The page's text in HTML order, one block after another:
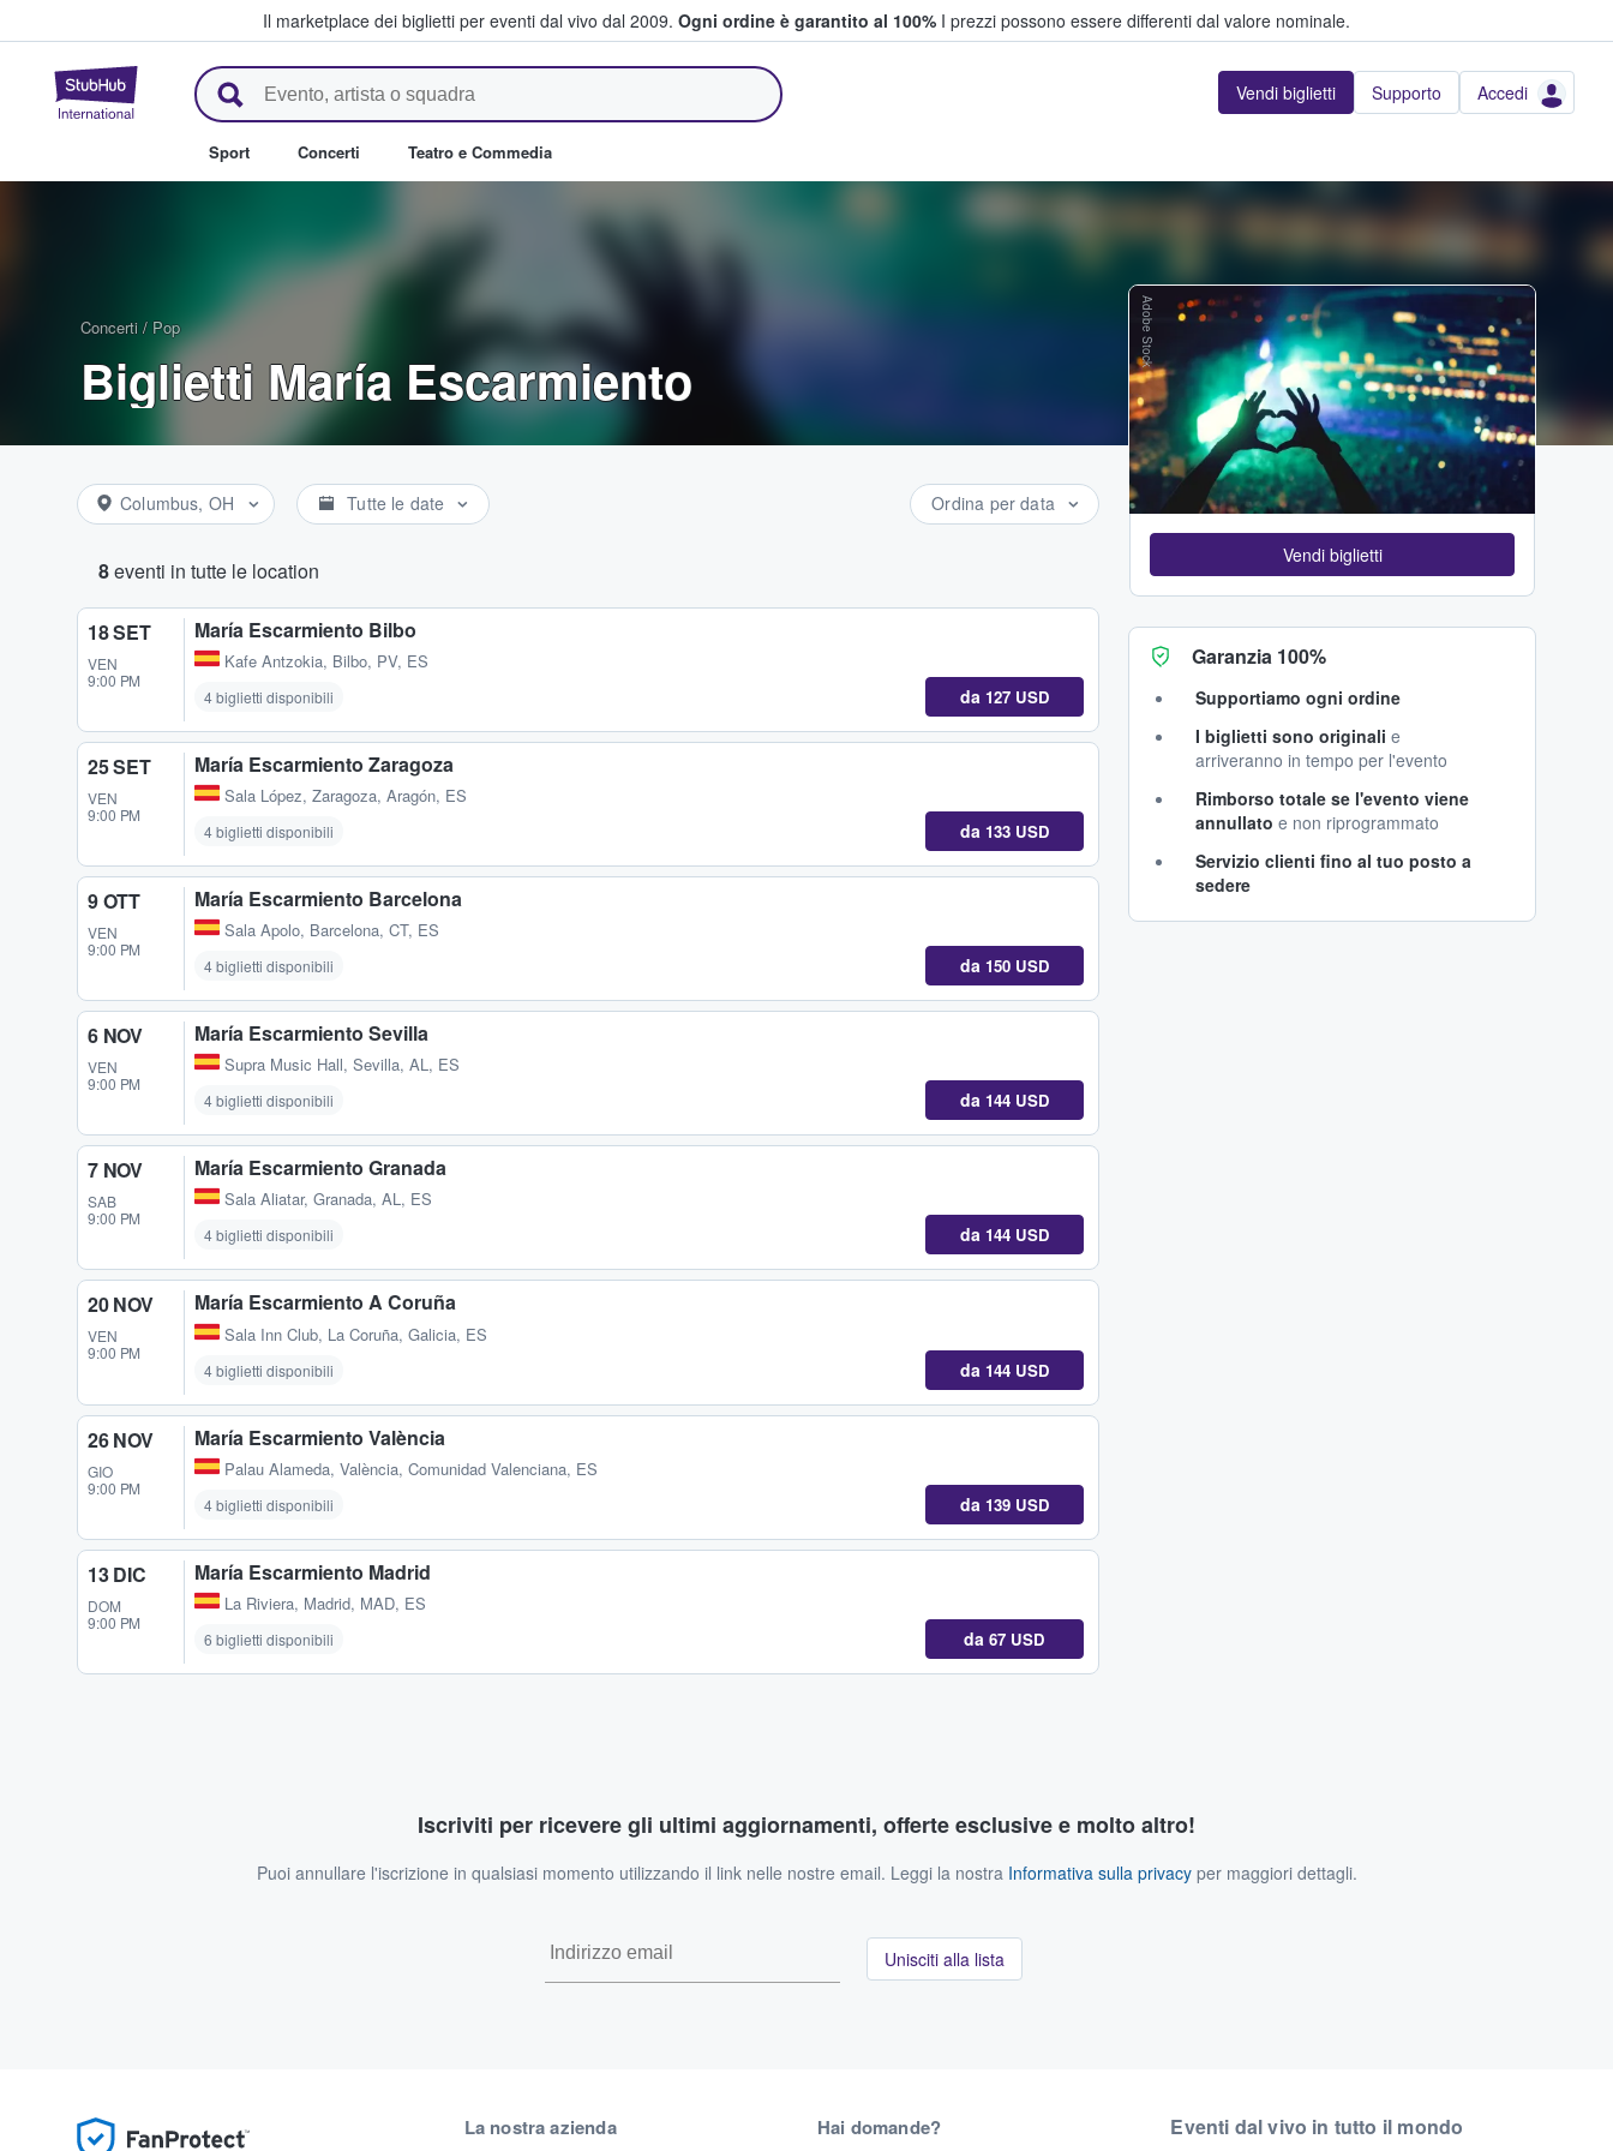
Il marketplace dei biglietti per eventi dal vivo dal 2009. Ogni ordine è garantito al 100% I prezzi possono essere differenti dal valore nominale.
StubHub - Dove i fan comprano e vendono biglietti Vendi biglietti Supporto Accedi
Sport Concerti Teatro e Commedia
Concerti / Pop
Biglietti María Escarmiento
Columbus, OH Tutte le date Ordina per data
8eventi in tutte le location
18 SET
VEN
9:00 PM
María Escarmiento Bilbo
Kafe Antzokia, Bilbo, PV, ES
4 biglietti disponibili da 127 USD
25 SET
VEN
9:00 PM
María Escarmiento Zaragoza
Sala López, Zaragoza, Aragón, ES
4 biglietti disponibili da 133 USD
9 OTT
VEN
9:00 PM
María Escarmiento Barcelona
Sala Apolo, Barcelona, CT, ES
4 biglietti disponibili da 150 USD
6 NOV
VEN
9:00 PM
María Escarmiento Sevilla
Supra Music Hall, Sevilla, AL, ES
4 biglietti disponibili da 144 USD
7 NOV
SAB
9:00 PM
María Escarmiento Granada
Sala Aliatar, Granada, AL, ES
4 biglietti disponibili da 144 USD
20 NOV
VEN
9:00 PM
María Escarmiento A Coruña
Sala Inn Club, La Coruña, Galicia, ES
4 biglietti disponibili da 144 USD
26 NOV
GIO
9:00 PM
María Escarmiento València
Palau Alameda, València, Comunidad Valenciana, ES
4 biglietti disponibili da 139 USD
13 DIC
DOM
9:00 PM
María Escarmiento Madrid
La Riviera, Madrid, MAD, ES
6 biglietti disponibili da 67 USD
Adobe Stock
Vendi biglietti
Garanzia 100%
Supportiamo ogni ordine
I biglietti sono originali e
arriveranno in tempo per l'evento
Rimborso totale se l'evento viene
annullato e non riprogrammato
Servizio clienti fino al tuo posto a
sedere
Iscriviti per ricevere gli ultimi aggiornamenti, offerte esclusive e molto altro!
Puoi annullare l'iscrizione in qualsiasi momento utilizzando il link nelle nostre email. Leggi la nostra Informativa sulla privacyper maggiori dettagli.
Unisciti alla lista
La nostra azienda Hai domande? Eventi dal vivo in tutto il mondo